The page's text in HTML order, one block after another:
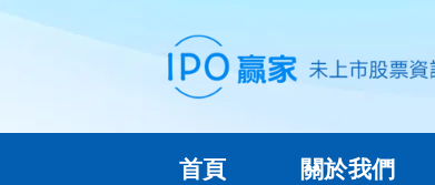
首頁 關於我們